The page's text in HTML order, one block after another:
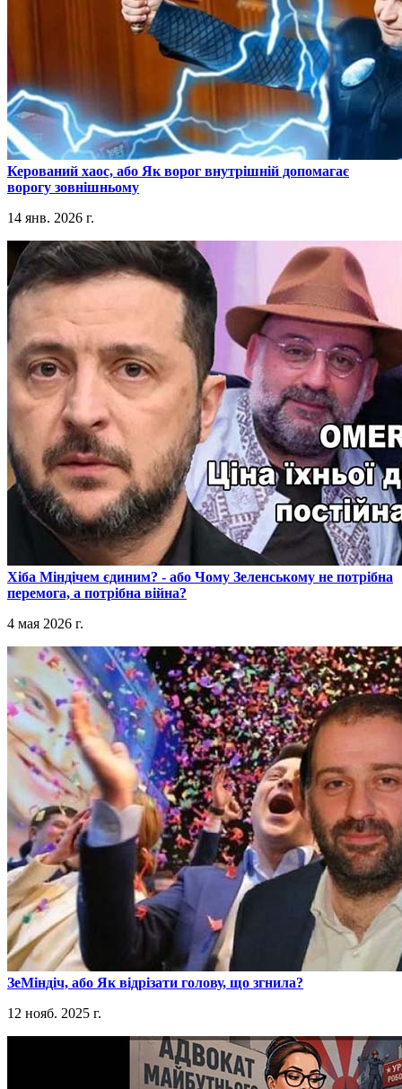
​Керований хаос, або Як ворог внутрішній допомагає
ворогу зовнішньому
14 янв. 2026 г.
​Хіба Міндічем єдиним? - або Чому Зеленському не потрібна
перемога, а потрібна війна?
4 мая 2026 г.
​ЗеМіндіч, або Як відрізати голову, що згнила?
12 нояб. 2025 г.